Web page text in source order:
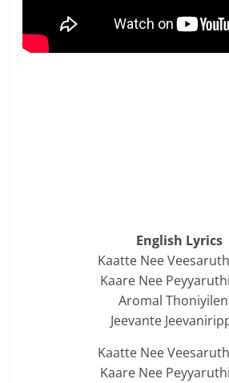
English Lyrics
Kaatte Nee
Kaare Nee
Aromal
Jeevante
Kaatte Nee
Kaare Nee